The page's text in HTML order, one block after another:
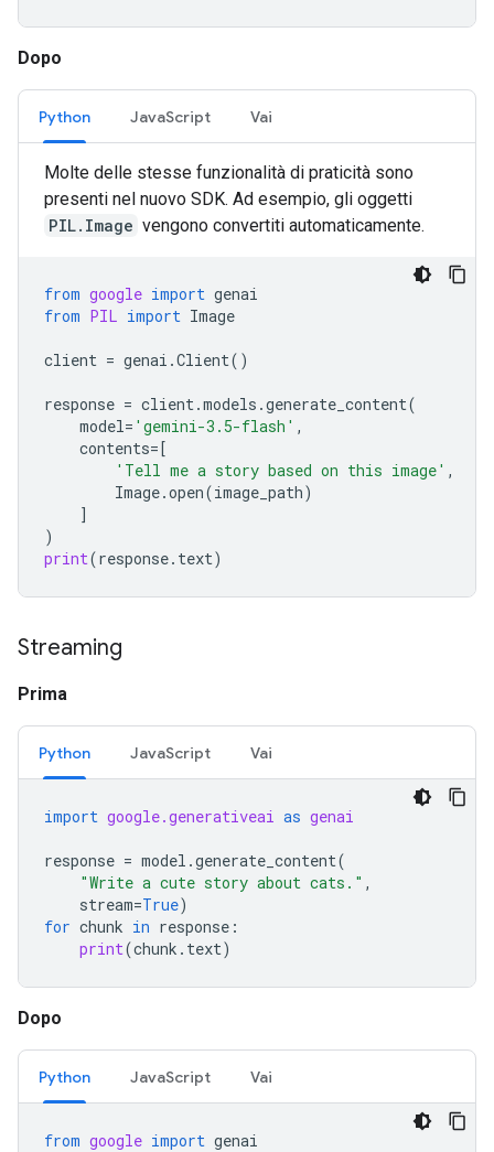
Dopo
Python JavaScript Vai
Molte delle stesse funzionalità di praticità sono
presenti nel nuovo SDK. Ad esempio, gli oggetti
PIL.Image vengono convertiti automaticamente.
from google import genai
from PIL import Image
client = genai .Client()
response = client.models .generate_content(
model= 'gemini-3.5-flash' ,
contents=[
'Tell me a story based on this image' ,
Image.open(image_path)
]
)
print(response. text)
Streaming
Prima
Python JavaScript Vai
import google.generativeai as genai
response = model .generate_content(
"Write a cute story about cats." ,
stream=True)
for chunk in response :
print(chunk . text)
Dopo
Python JavaScript Vai
from google import genai